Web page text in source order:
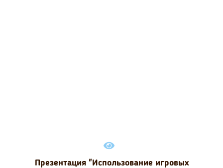
Презентация "Использование игровых